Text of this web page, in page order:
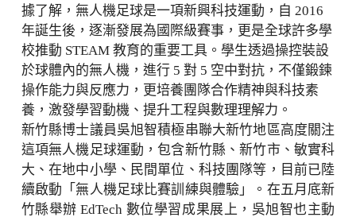
據了解，無人機足球是一項新興科技運動，自 2016
年誕生後，逐漸發展為國際級賽事，更是全球許多學
校推動 STEAM 教育的重要工具。學生透過操控裝設
於球體內的無人機，進行 5 對 5 空中對抗，不僅鍛鍊
操作能力與反應力，更培養團隊合作精神與科技素
養，激發學習動機、提升工程與數理理解力。
新竹縣博士議員吳旭智積極串聯大新竹地區高度關注
這項無人機足球運動，包含新竹縣、新竹市、敏實科
大、在地中小學、民間單位、科技團隊等，目前已陸
續啟動「無人機足球比賽訓練與體驗」。在五月底新
竹縣舉辦 EdTech 數位學習成果展上，吳旭智也主動